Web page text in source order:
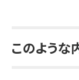
このような